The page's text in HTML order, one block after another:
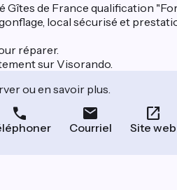
de France qualification
local sécurisé et
réparer.
sur Visorando.
ou en savoir plus.
Courriel Site web